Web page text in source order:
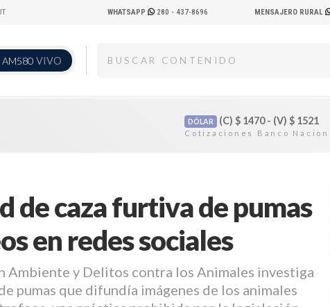
WHATSAPP 280 - 437-8696 MENSAJERO RURAL
AM580 VIVO
DÓLAR (C) $1470 - (V) $1521
de caza furtiva de pumas
en redes sociales
Ambiente y Delitos contra los Animales investiga
pumas que difundía imágenes de los animales